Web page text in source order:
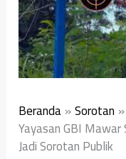
Beranda Sorotan
Yayasan GBI
Jadi Sorotan Publik